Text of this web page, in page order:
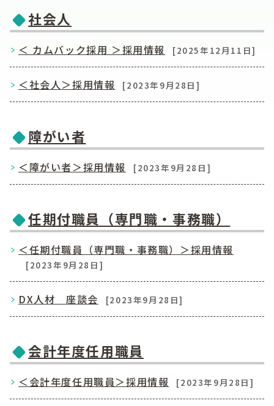
社会人
＜ カムバック採用 ＞採用情報 [2025年12月11日]
＜社会人＞採用情報 [2023年9月28日]
障がい者
＜障がい者＞採用情報 [2023年9月28日]
任期付職員（専門職・事務職）
＜任期付職員（専門職・事務職）＞採用情報
[2023年9月28日]
DX人材 座談会 [2023年9月28日]
会計年度任用職員
＜会計年度任用職員＞採用情報 [2023年9月28日]